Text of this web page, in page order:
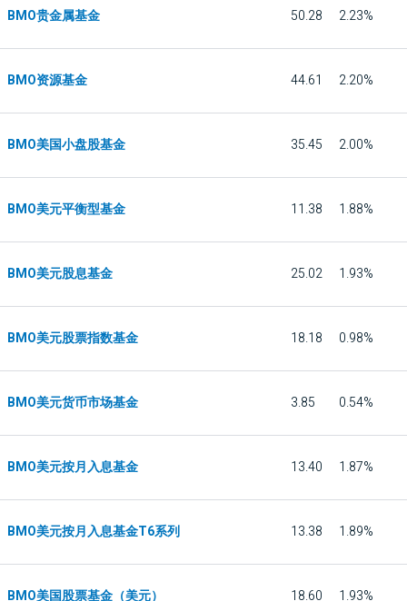
BMO贵金属基金 50.28 2.23%
BMO资源基金 44.61 2.20%
BMO美国小盘股基金 35.45 2.00%
BMO美元平衡型基金 11.38 1.88%
BMO美元股息基金 25.02 1.93%
BMO美元股票指数基金 18.18 0.98%
BMO美元货币市场基金 3.85 0.54%
BMO美元按月入息基金 13.40 1.87%
BMO美元按月入息基金T6系列 13.38 1.89%
BMO美国股票基金（美元） 18.60 1.93%